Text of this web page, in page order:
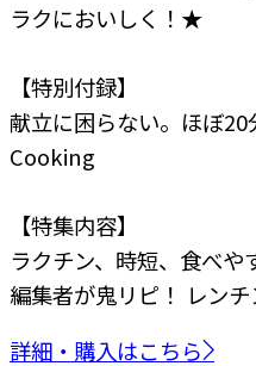
ラクにおいしく！★
【特別付録】
献立に困らない。ほぼ20
Cooking
【特集内容】
ラクチン、時短、食べや
編集者が鬼リピ！ レン
詳細・購入はこちら